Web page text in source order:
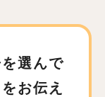
選んで
お伝え